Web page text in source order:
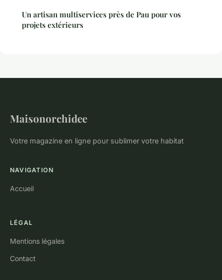
Un artisan multiservices près de Pau pour vos
projets extérieurs
Maisonorchidee
Votre magazine en ligne pour sublimer votre habitat
NAVIGATION
Accueil
LÉGAL
Mentions légales
Contact